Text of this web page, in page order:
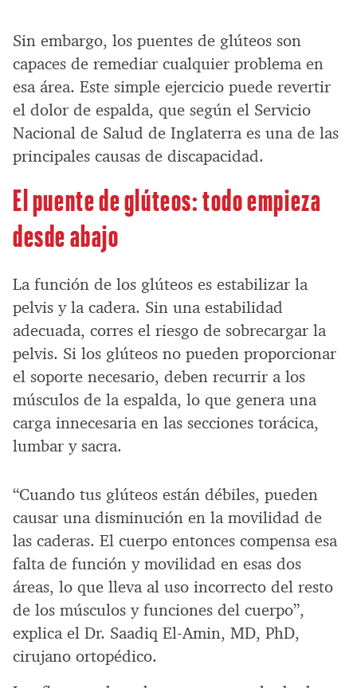
Sin embargo, los puentes de glúteos son
capaces de remediar cualquier problema en
esa área. Este simple ejercicio puede revertir
el dolor de espalda, que según el Servicio
Nacional de Salud de Inglaterra es una de las
principales causas de discapacidad.
El puente de glúteos: todo empieza
desde abajo
La función de los glúteos es estabilizar la
pelvis y la cadera. Sin una estabilidad
adecuada, corres el riesgo de sobrecargar la
pelvis. Si los glúteos no pueden proporcionar
el soporte necesario, deben recurrir a los
músculos de la espalda, lo que genera una
carga innecesaria en las secciones torácica,
lumbar y sacra.
“Cuando tus glúteos están débiles, pueden
causar una disminución en la movilidad de
las caderas. El cuerpo entonces compensa esa
falta de función y movilidad en esas dos
áreas, lo que lleva al uso incorrecto del resto
de los músculos y funciones del cuerpo”,
explica el Dr. Saadiq El-Amin, MD, PhD,
cirujano ortopédico.